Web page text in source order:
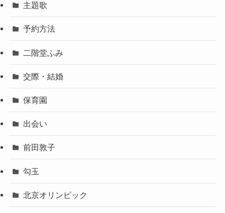
主題歌
予約方法
二階堂ふみ
交際・結婚
保育園
出会い
前田敦子
勾玉
北京オリンピック